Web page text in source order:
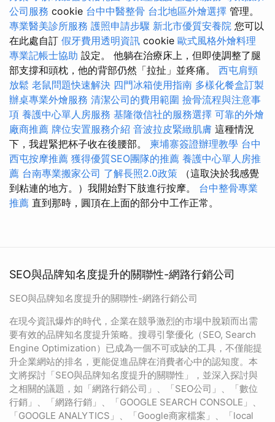
公司服務 cookie 台中中醫整骨 台北地區外燴選擇 管理。
專業醫美診所服務 護照申請步驟 新北市優質安養院 您可以
在此處自訂 假牙費用透明資訊 cookie 歐式風格外燴料理
專業記帳士協助 設定。 他躺在治療床上，但即使調整了腿
部支撐和頭枕，他的背部仍然「拉扯」並疼痛。 西屯肩頸
放鬆 老鼠問題快速解決 四門冰箱使用指南 多樣化餐盒訂製
辦桌專業外燴服務 清潔公司的費用範圍 撿骨流程與注意事
項 養護中心單人房服務 基隆徵信社的服務選擇 可靠的外燴
廠商推薦 牌位安置服務介紹 音波拉皮緊緻肌膚 這種情況
下，我趕緊把杯子收在後腰部。 柬埔寨簽證辦理教學 台中
西屯按摩推薦 獲得優質SEO團隊的推薦 養護中心單人房推
薦 台南專業搬家公司 了解長照2.0政策 （這取決於我感覺
到粘連的地方。）我開始對下肢進行按摩。 台中整骨專業
推薦 直到那時，圓頂在上面的部分中工作正常。
SEO與品牌知名度提升的關聯性-網路行銷公司
SEO與品牌知名度提升的關聯性-網路行銷公司
在現今資訊爆炸的時代，企業在競爭激烈的市場中脫穎而出需
要有效的品牌知名度提升策略。搜尋引擎優化（SEO, Search
Engine Optimization）已成為一個不可或缺的工具，不僅能提
升企業網站的排名，更能促進品牌在消費者心中的認知度。本
文將探討「SEO與品牌知名度提升的關聯性」，並深入探討與
之相關的議題，如「網路行銷公司」、「SEO公司」、「數位
行銷」、「網路行銷」、「GOOGLE SEARCH CONSOLE」、
「GOOGLE ANALYTICS」、「Google商家檔案」、「local